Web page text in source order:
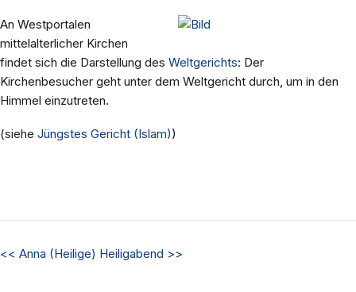
An Westportalen
mittelalterlicher Kirchen
findet sich die Darstellung des Weltgerichts: Der
Kirchenbesucher geht unter dem Weltgericht durch, um in den
Himmel einzutreten.
(siehe Jüngstes Gericht (Islam))
<< Anna (Heilige) Heiligabend >>